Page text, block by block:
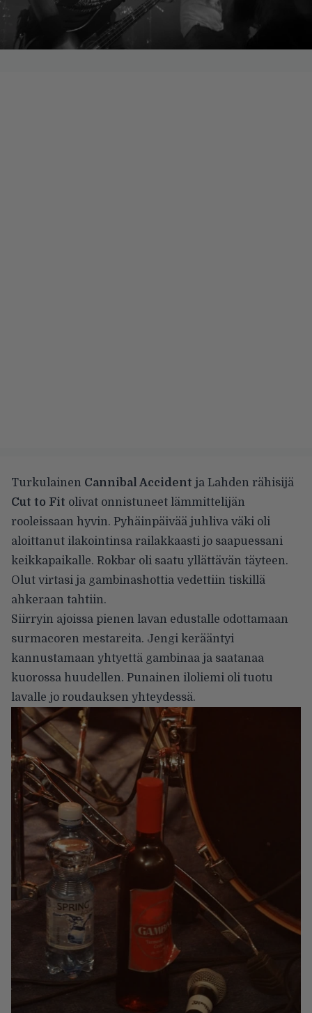
Turkulainen Cannibal Accident ja Lahden rähisijä
Cut to Fit olivat onnistuneet lämmittelijän
rooleissaan hyvin. Pyhäinpäivää juhliva väki oli
aloittanut ilakointinsa railakkaasti jo saapuessani
keikkapaikalle. Rokbar oli saatu yllättävän täyteen.
Olut virtasi ja gambinashottia vedettiin tiskillä
ahkeraan tahtiin.
Siirryin ajoissa pienen lavan edustalle odottamaan
surmacoren mestareita. Jengi kerääntyi
kannustamaan yhtyettä gambinaa ja saatanaa
kuorossa huudellen. Punainen iloliemi oli tuotu
lavalle jo roudauksen yhteydessä.